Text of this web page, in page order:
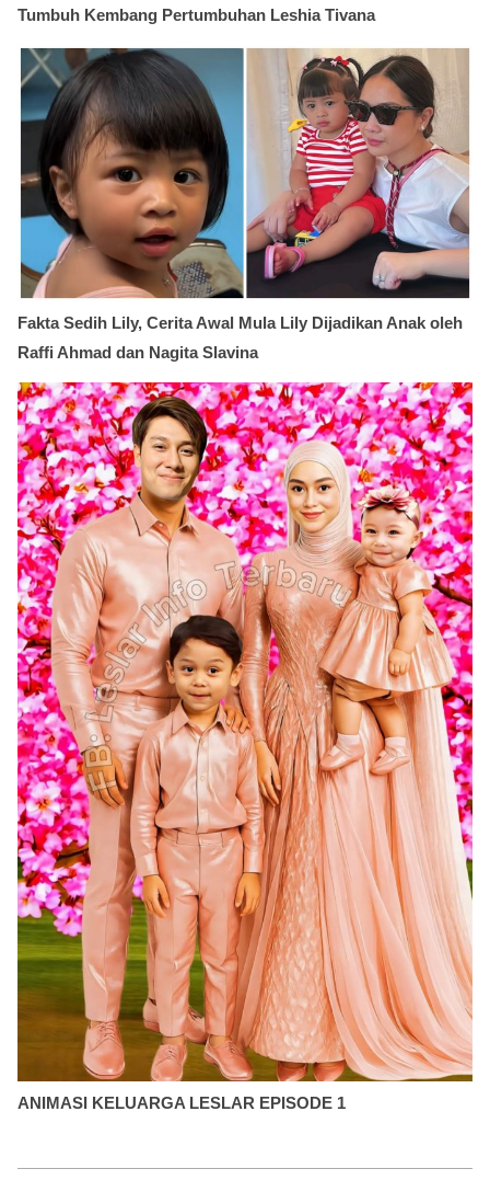
Tumbuh Kembang Pertumbuhan Leshia Tivana
Fakta Sedih Lily, Cerita Awal Mula Lily Dijadikan Anak oleh
Raffi Ahmad dan Nagita Slavina
ANIMASI KELUARGA LESLAR EPISODE 1